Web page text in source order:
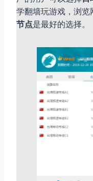
学翻墙玩游戏，浏览
节点是最好的选择。